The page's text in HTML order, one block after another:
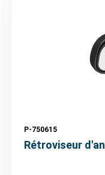
P-750615
Rétroviseur